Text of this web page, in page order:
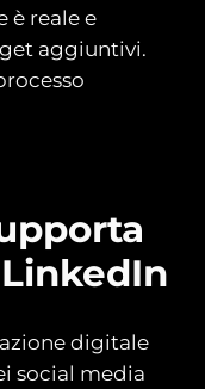
è reale e
aggiuntivi.
digitale
social media